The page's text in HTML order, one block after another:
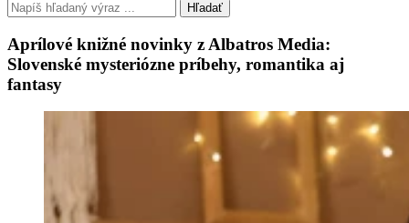
Hľadať
Aprílové knižné novinky z Albatros Media:
Slovenské mysteriózne príbehy, romantika aj
fantasy